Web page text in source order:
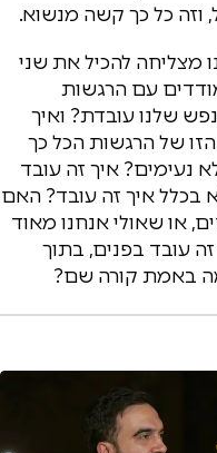
וזה כל כך קשה מנשוא.
מצליחה להכיל את שני
עם הרגשות
שלנו עובדת? ואיך
של הרגשות הכל כך
נעימים? איך זה עובד
בכלל איך זה עובד? האם
או שאולי אנחנו מאוד
עובד בפנים, בתוך
באמת קורה שם?